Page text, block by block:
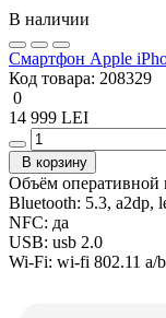
В наличии
Смартфон Apple
Код товара: 208329
0
14 999 LEI
В корзину
Объём оперативной
Bluetooth: 5.3, a2dp,
NFC: да
USB: usb 2.0
Wi-Fi: wi-fi 802.11 a/